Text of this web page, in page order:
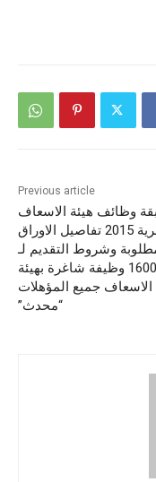
Previous article
وظائف هيئة الاسعاف
المصرية 2015 تفاصيل الاوراق
وشروط التقديم لـ
1600 وظيفة شاغرة بهيئة
الاسعاف جميع المؤهلات
“محدث”